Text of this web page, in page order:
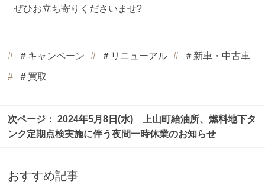
ぜひお立ち寄りくださいませ?
＃キャンペーン ＃リニューアル ＃新車・中古車
＃買取
2024年5月8日(水) 上山町給油所、燃料地下タ
ンク定期点検実施に伴う夜間一時休業のお知らせ
おすすめ記事